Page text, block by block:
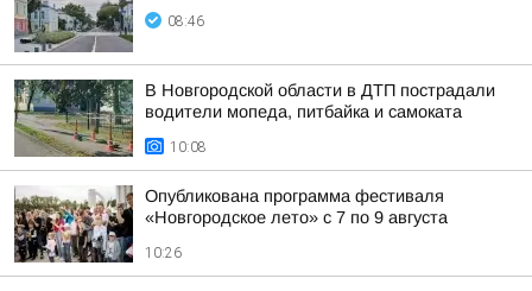
08:46
В Новгородской области в ДТП пострадали
водители мопеда, питбайка и самоката
10:08
Опубликована программа фестиваля
«Новгородское лето» с 7 по 9 августа
10:26